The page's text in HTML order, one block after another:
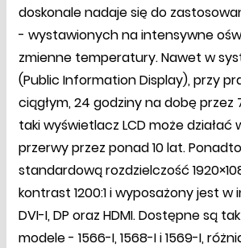
doskonale nadaje się do
- wystawionych na intensywne
zmienne temperatury. Nawet w
(Public Information Display), przy
ciągłym, 24 godziny na dobę przez
taki wyświetlacz LCD może działać
przerwy przez ponad 10 lat.
standardową rozdzielczość
kontrast 1200:1 i wyposażony jest w
DVI-I, DP oraz HDMI. Dostępne są
modele - 1566-I, 1568-I i 1569-I,